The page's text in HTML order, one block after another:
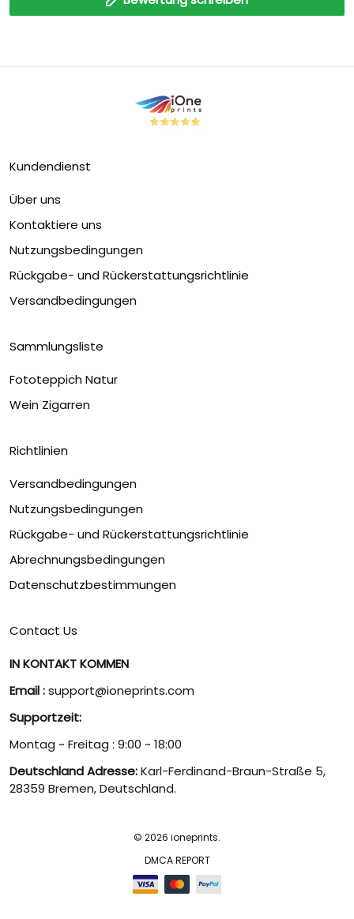
Kundendienst
Über uns
Kontaktiere uns
Nutzungsbedingungen
Rückgabe- und Rückerstattungsrichtlinie
Versandbedingungen
Sammlungsliste
Fototeppich Natur
Wein Zigarren
Richtlinien
Versandbedingungen
Nutzungsbedingungen
Rückgabe- und Rückerstattungsrichtlinie
Abrechnungsbedingungen
Datenschutzbestimmungen
Contact Us
IN KONTAKT KOMMEN
Email :support@ioneprints.com
Supportzeit:
Montag ~ Freitag : 9:00 ~ 18:00
Deutschland Adresse:Karl-Ferdinand-Braun-Straße 5,
28359 Bremen, Deutschland.
© 2026 ioneprints.
DMCA REPORT